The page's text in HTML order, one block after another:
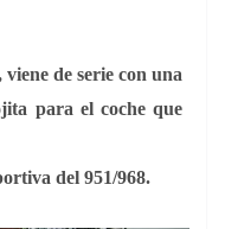
de serie con una
para el coche que
del 951/968.